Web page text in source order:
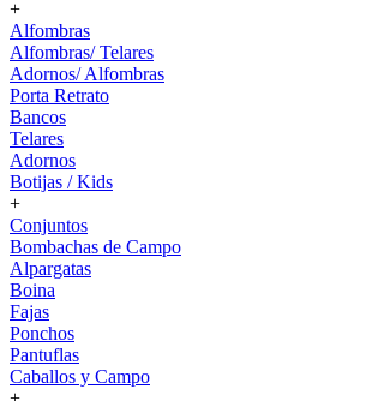
+
Alfombras
Alfombras/ Telares
Adornos/ Alfombras
Porta Retrato
Bancos
Telares
Adornos
Botijas / Kids
+
Conjuntos
Bombachas de Campo
Alpargatas
Boina
Fajas
Ponchos
Pantuflas
Caballos y Campo